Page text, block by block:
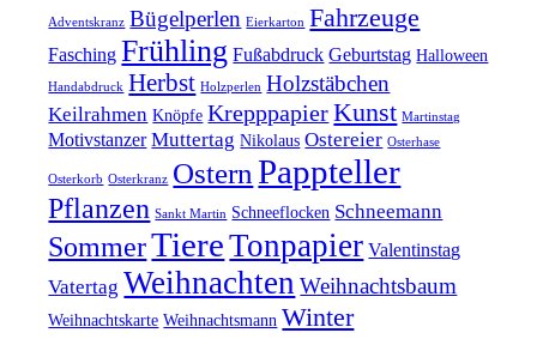
Adventskranz Bügelperlen Eierkarton Fahrzeuge
Fasching Frühling Fußabdruck Geburtstag Halloween
Handabdruck Herbst Holzperlen Holzstäbchen
Keilrahmen Knöpfe Krepppapier Kunst Martinstag
Motivstanzer Muttertag Nikolaus Ostereier Osterhase
Osterkorb Osterkranz Ostern Pappteller
Pflanzen Sankt Martin Schneeflocken Schneemann
SommerTiereTonpapier Valentinstag
Vatertag Weihnachten Weihnachtsbaum
Weihnachtskarte Weihnachtsmann Winter